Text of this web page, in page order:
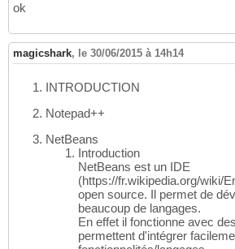
ok
magicshark, le 30/06/2015 à 14h14
INTRODUCTION
Notepad++
NetBeans
Introduction
NetBeans est un IDE
(https://fr.wikipedia.org/wiki/
open source. Il permet de
beaucoup de langages.
En effet il fonctionne avec
permettent d'intégrer